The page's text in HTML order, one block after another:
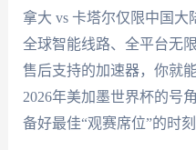
拿大 vs 卡塔尔仅限中国
全球智能线路、全平台无
售后支持的加速器，你就
2026年美加墨世界杯的号
备好最佳“观赛席位”的时刻